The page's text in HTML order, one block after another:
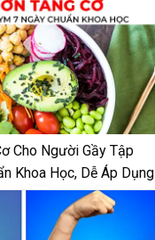
Cho Người Gầy Tập
Khoa Học, Dễ Áp Dụng